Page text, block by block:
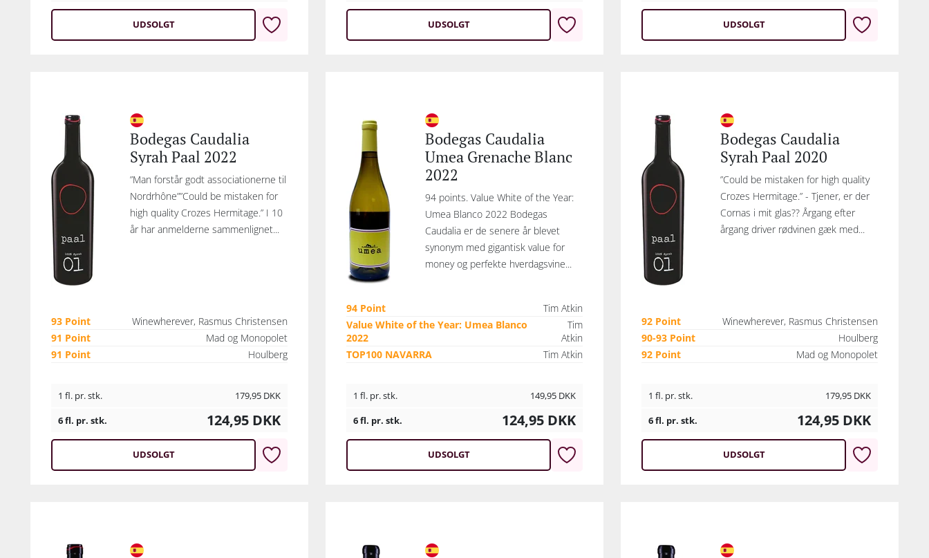
UDSOLGT UDSOLGT UDSOLGT
Bodegas Caudalia
Syrah Paal 2022
”Man forstår godt associationerne til
Nordrhône””Could be mistaken for
high quality Crozes Hermitage.” I 10
år har anmelderne sammenlignet...
93 Point
Winewherever, Rasmus Christensen
91 Point
Mad og Monopolet
91 Point
Houlberg
1 fl. pr. stk. 179,95 DKK
6 fl. pr. stk.
124,95 DKK
UDSOLGT
Bodegas Caudalia
Umea Grenache Blanc
2022
94 points. Value White of the Year:
Umea Blanco 2022 Bodegas
Caudalia er de senere år blevet
synonym med gigantisk value for
money og perfekte hverdagsvine...
94 Point
Tim Atkin
Value White of the Year: Umea Blanco
2022
Tim
Atkin
TOP100 NAVARRA
Tim Atkin
1 fl. pr. stk. 149,95 DKK
6 fl. pr. stk.
124,95 DKK
UDSOLGT
Bodegas Caudalia
Syrah Paal 2020
”Could be mistaken for high quality
Crozes Hermitage.” - Tjener, er der
Cornas i mit glas?? Årgang efter
årgang driver rødvinen gæk med...
92 Point
Winewherever, Rasmus Christensen
90-93 Point
Houlberg
92 Point
Mad og Monopolet
1 fl. pr. stk. 179,95 DKK
6 fl. pr. stk.
124,95 DKK
UDSOLGT